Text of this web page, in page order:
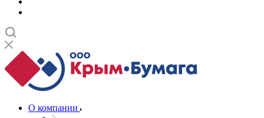
О компании